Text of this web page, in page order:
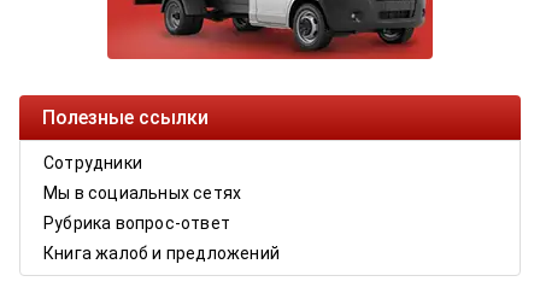
Полезные ссылки
Сотрудники
Мы в социальных сетях
Рубрика вопрос-ответ
Книга жалоб и предложений